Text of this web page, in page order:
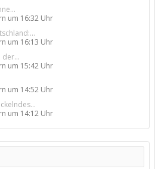
um 16:32 Uhr
um 16:13 Uhr
der...
um 15:42 Uhr
um 14:52 Uhr
um 14:12 Uhr